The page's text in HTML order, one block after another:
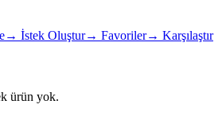
→ İstek Oluştur→ Favoriler→ Karşılaştır
ürün yok.